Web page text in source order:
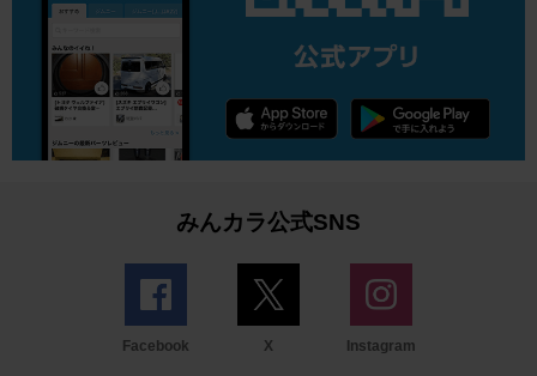
みんカラ公式SNS
Facebook X Instagram